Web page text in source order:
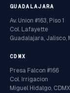
GUADALAJARA
Av. Union #163, Piso 1
Col. Lafayette
Guadalajara, Jalisco,
CDMX
Presa Falcon #166
Col. Irrigacion
Miguel Hidalgo,